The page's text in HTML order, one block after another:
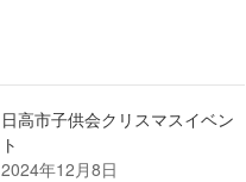
日高市子供会クリスマスイベン
ト
2024年12月8日